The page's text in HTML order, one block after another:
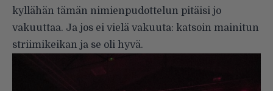
kyllähän tämän nimienpudottelun pitäisi jo
vakuuttaa. Ja jos ei vielä vakuuta: katsoin mainitun
striimikeikan ja se oli hyvä.